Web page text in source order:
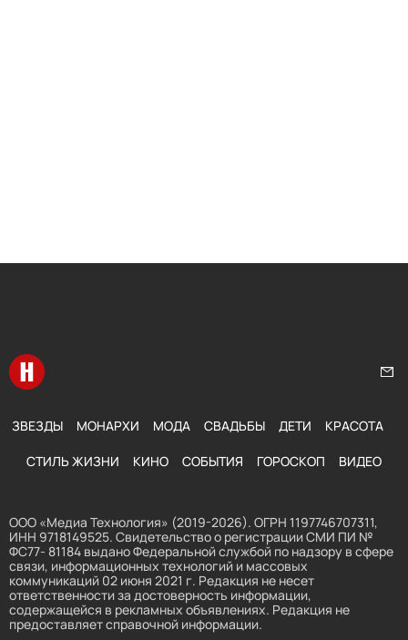
Перейти на главную
ЗВЕЗДЫ МОНАРХИ МОДА СВАДЬБЫ ДЕТИ КРАСОТА
СТИЛЬ ЖИЗНИ КИНО СОБЫТИЯ ГОРОСКОП ВИДЕО
ООО «Медиа Технология» (2019-2026). ОГРН 1197746707311,
ИНН 9718149525. Свидетельство о регистрации СМИ ПИ №
ФС77- 81184 выдано Федеральной службой по надзору в сфере
связи, информационных технологий и массовых
коммуникаций 02 июня 2021 г. Редакция не несет
ответственности за достоверность информации,
содержащейся в рекламных объявлениях. Редакция не
предоставляет справочной информации.